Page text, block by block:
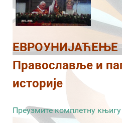
ЕВРОУНИЈАЋЕЊЕ
Православље и
историје
Преузмите комплетну књигу